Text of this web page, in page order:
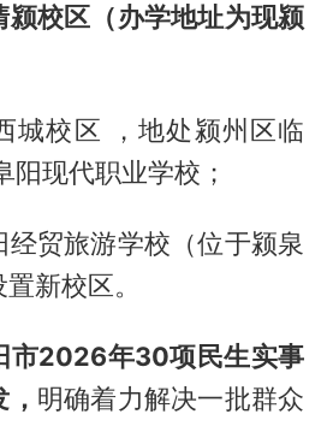
颍校区（办学地址为现颍
城校区 ，地处颍州区临
阳现代职业学校；
经贸旅游学校（位于颍泉
新校区。
市2026年30项民生实事
明确着力解决一批群众